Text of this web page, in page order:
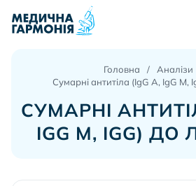
Головна
Аналізи
Сумарні антитіла (IgG A, IgG M,
СУМАРНІ
IGG M, IGG) ДО